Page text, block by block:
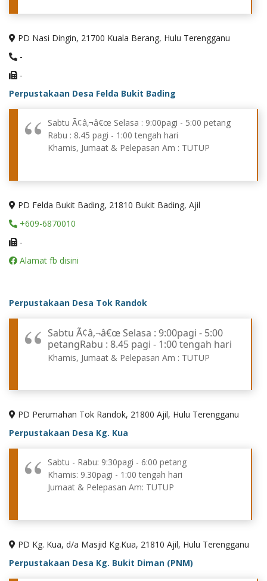
PD Nasi Dingin, 21700 Kuala Berang, Hulu Terengganu
-
-
Perpustakaan Desa Felda Bukit Bading
Sabtu Ã¢â‚¬â€œ Selasa : 9:00pagi - 5:00 petang
Rabu : 8.45 pagi - 1:00 tengah hari
Khamis, Jumaat & Pelepasan Am : TUTUP
PD Felda Bukit Bading, 21810 Bukit Bading, Ajil
+609-6870010
-
Alamat fb disini
Perpustakaan Desa Tok Randok
Sabtu Ã¢â‚¬â€œ Selasa : 9:00pagi - 5:00
petangRabu : 8.45 pagi - 1:00 tengah hari
Khamis, Jumaat & Pelepasan Am : TUTUP
PD Perumahan Tok Randok, 21800 Ajil, Hulu Terengganu
Perpustakaan Desa Kg. Kua
Sabtu - Rabu: 9:30pagi - 6:00 petang
Khamis: 9.30pagi - 1:00 tengah hari
Jumaat & Pelepasan Am: TUTUP
PD Kg. Kua, d/a Masjid Kg.Kua, 21810 Ajil, Hulu Terengganu
Perpustakaan Desa Kg. Bukit Diman (PNM)